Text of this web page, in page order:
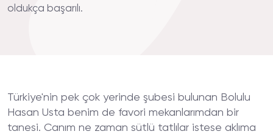
oldukça başarılı.
Türkiye'nin pek çok yerinde şubesi bulunan Bolulu
Hasan Usta benim de favori mekanlarımdan bir
tanesi. Canım ne zaman sütlü tatlılar istese aklıma